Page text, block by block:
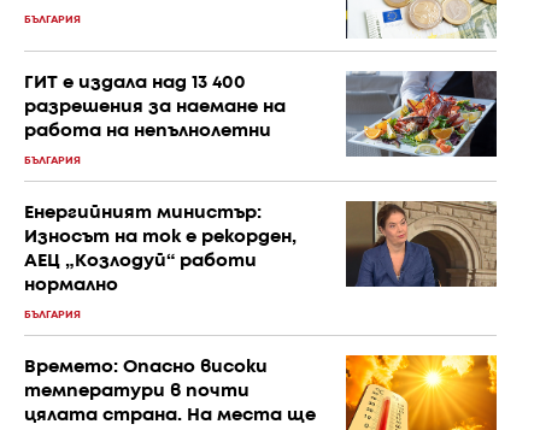
БЪЛГАРИЯ
ГИТ е издала над 13 400
разрешения за наемане на
работа на непълнолетни
БЪЛГАРИЯ
Енергийният министър:
Износът на ток е рекорден,
АЕЦ „Козлодуй“ работи
нормално
БЪЛГАРИЯ
Времето: Опасно високи
температури в почти
цялата страна. На места ще